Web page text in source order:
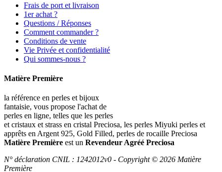
Frais de port et livraison
1er achat ?
Questions / Réponses
Comment commander ?
Conditions de vente
Vie Privée et confidentialité
Qui sommes-nous ?
Matière Première
la référence en perles et bijoux
fantaisie, vous propose l'achat de
perles en ligne, telles que les perles
et cristaux et strass en cristal Preciosa, les perles Miyuki perles et
apprêts en Argent 925, Gold Filled, perles de rocaille Preciosa
Matière Première est un Revendeur Agréé Preciosa
N° déclaration CNIL : 1242012v0 - Copyright © 2026 Matière
Première